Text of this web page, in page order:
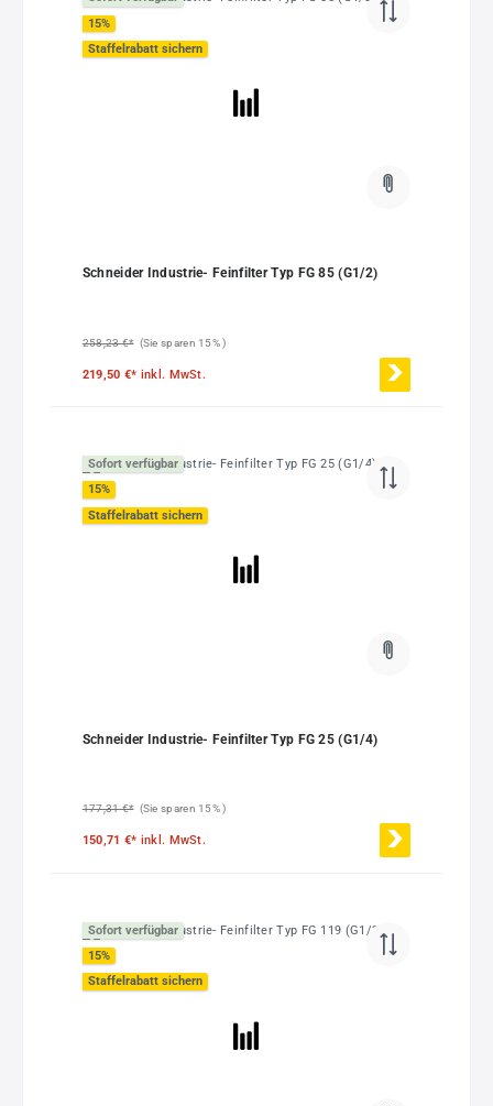
15%
Staffelrabatt sichern
Schneider Industrie- Feinfilter Typ FG 85 (G1/2)
258,23 €* (Sie sparen 15% )
219,50 €* inkl. MwSt.
Sofort verfügbar
15%
Staffelrabatt sichern
Schneider Industrie- Feinfilter Typ FG 25 (G1/4)
177,31 €* (Sie sparen 15% )
150,71 €* inkl. MwSt.
Sofort verfügbar
15%
Staffelrabatt sichern